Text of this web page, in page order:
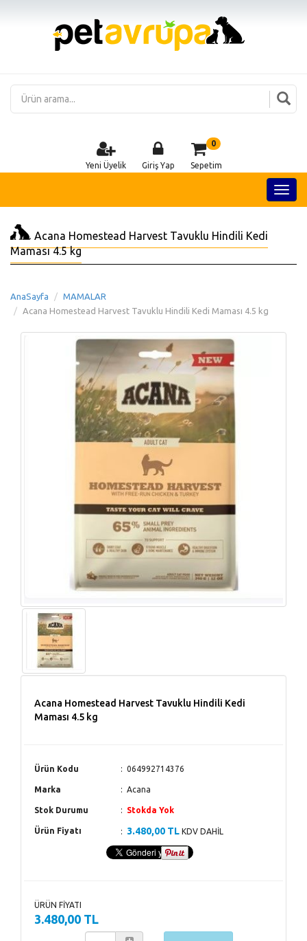
Yeni Üyelik Giriş Yap
0
Sepetim
Acana Homestead Harvest Tavuklu Hindili Kedi
Maması 4.5 kg
AnaSayfa
MAMALAR
Acana Homestead Harvest Tavuklu Hindili Kedi Maması 4.5 kg
Acana Homestead Harvest Tavuklu Hindili Kedi
Maması 4.5 kg
Ürün Kodu 064992714376
Marka Acana
Stok Durumu Stokda Yok
Ürün Fiyatı 3.480,00 TL KDV DAHİL
ÜRÜN FİYATI
3.480,00 TL